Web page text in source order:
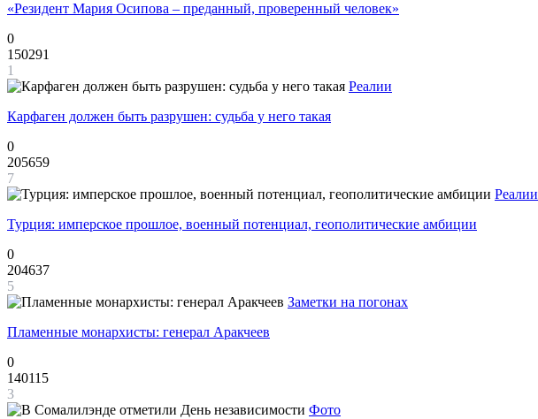
«Резидент Мария Осипова – преданный, проверенный человек»
0
150291
1
Реалии
Карфаген должен быть разрушен: судьба у него такая
0
205659
7
Реалии
Турция: имперское прошлое, военный потенциал, геополитические амбиции
0
204637
5
Заметки на погонах
Пламенные монархисты: генерал Аракчеев
0
140115
3
Фото